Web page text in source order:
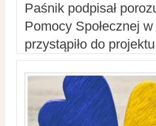
Paśnik podpisał
Pomocy Społecznej
przystąpiło do